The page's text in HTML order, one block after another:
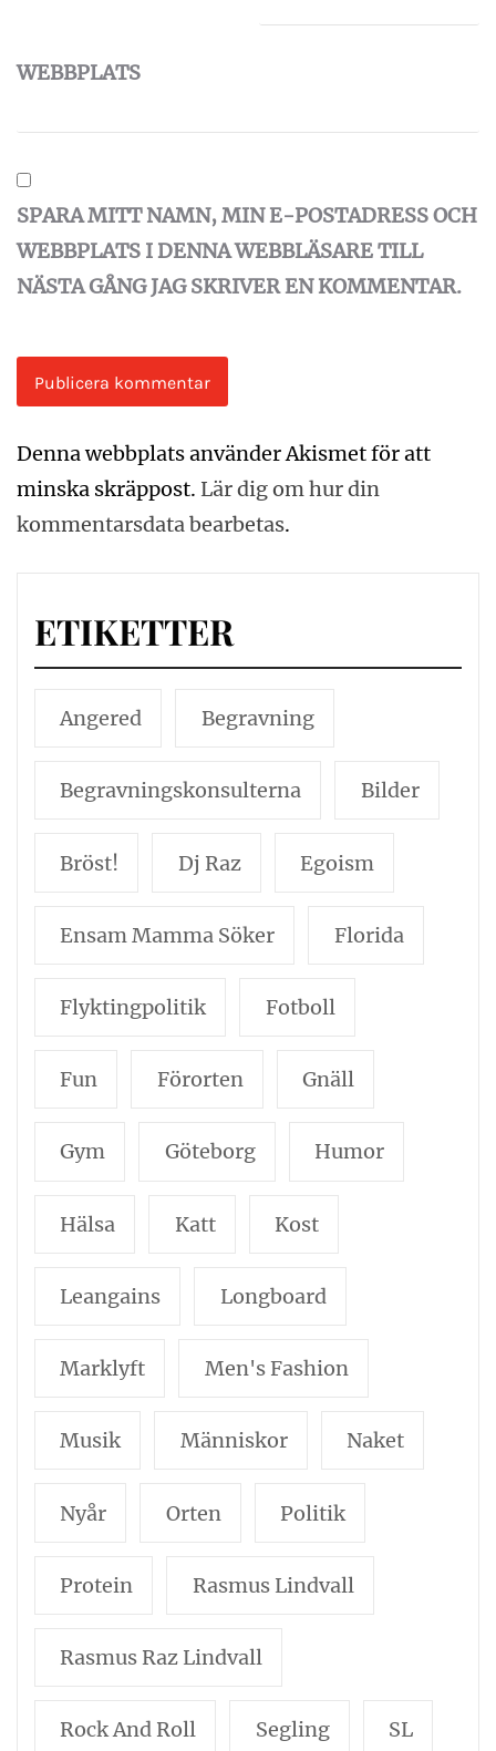
WEBBPLATS
SPARA MITT NAMN, MIN E-POSTADRESS OCH
WEBBPLATS I DENNA WEBBLÄSARE TILL
NÄSTA GÅNG JAG SKRIVER EN KOMMENTAR.
Denna webbplats använder Akismet för att
minska skräppost. Lär dig om hur din
kommentarsdata bearbetas.
ETIKETTER
Angered Begravning
Begravningskonsulterna Bilder
Bröst! Dj Raz Egoism
Ensam Mamma Söker Florida
Flyktingpolitik Fotboll
Fun Förorten Gnäll
Gym Göteborg Humor
Hälsa Katt Kost
Leangains Longboard
Marklyft Men's Fashion
Musik Människor Naket
Nyår Orten Politik
Protein Rasmus Lindvall
Rasmus Raz Lindvall
Rock And Roll Segling SL